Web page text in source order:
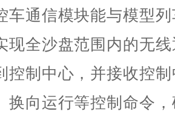
车通信模块能与模型
现全沙盘范围内的无
控制中心，并接收控
换向运行等控制命令